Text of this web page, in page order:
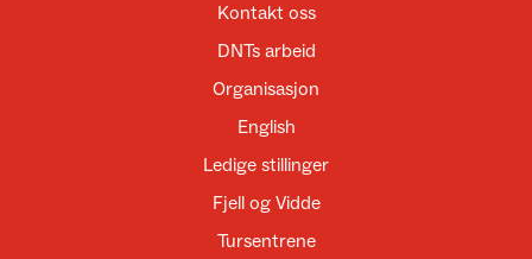
Kontakt oss
DNTs arbeid
Organisasjon
English
Ledige stillinger
Fjell og Vidde
Tursentrene